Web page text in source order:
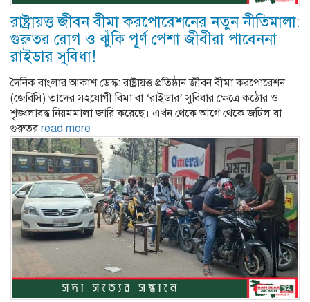
রাষ্ট্রায়ত্ত জীবন বীমা করপোরেশনের নতুন নীতিমালা:
গুরুতর রোগ ও ঝুঁকি পূর্ণ পেশা জীবীরা পাবেননা
রাইডার সুবিধা!
দৈনিক বাংলার আকাশ ডেস্ক: রাষ্ট্রায়ত্ত প্রতিষ্ঠান জীবন বীমা করপোরেশন
(জেবিসি) তাদের সহযোগী বিমা বা ‘রাইডার’ সুবিধার ক্ষেত্রে কঠোর ও
শৃঙ্খলাবদ্ধ নিয়মমালা জারি করেছে। এখন থেকে আগে থেকে জটিল বা
গুরুতর read more